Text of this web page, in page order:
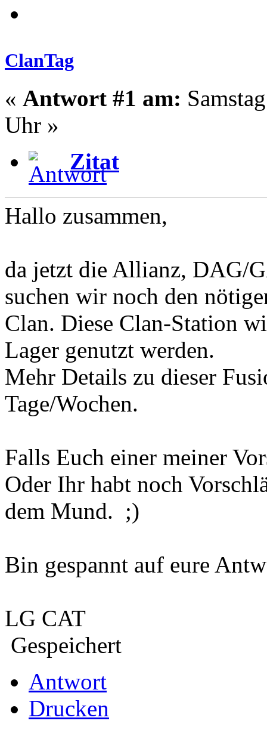
ClanTag
« Antwort #1 am:
Uhr »
Zitat
Hallo zusammen,
da jetzt die Allianz, DAG/
suchen wir noch den
Clan. Diese Clan-Station
Lager genutzt werden.
Mehr Details zu dieser
Tage/Wochen.
Falls Euch einer meiner
Oder Ihr habt noch
dem Mund. ;)
Bin gespannt auf eure
LG CAT
Gespeichert
Antwort
Drucken